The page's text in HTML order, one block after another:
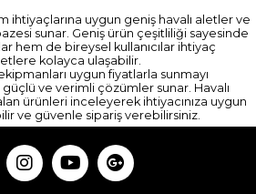
ihtiyaçlarına uygun geniş havalı aletler ve
sunar. Geniş ürün çeşitliliği sayesinde
hem de bireysel kullanıcılar ihtiyaç
kolayca ulaşabilir.
uygun fiyatlarla sunmayı
güçlü ve verimli çözümler sunar. Havalı
ürünleri inceleyerek ihtiyacınıza uygun
ve güvenle sipariş verebilirsiniz.